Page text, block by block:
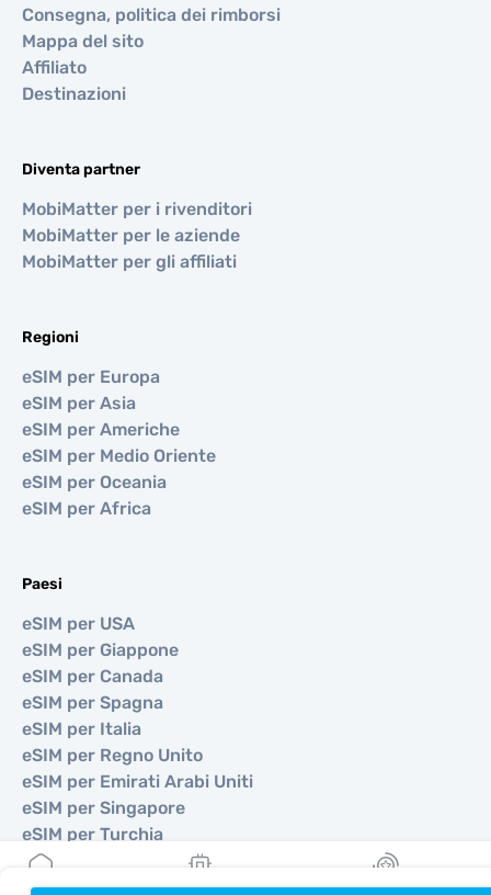
Consegna, politica dei rimborsi
Mappa del sito
Affiliato
Destinazioni
Diventa partner
MobiMatter per i rivenditori
MobiMatter per le aziende
MobiMatter per gli affiliati
Regioni
eSIM per Europa
eSIM per Asia
eSIM per Americhe
eSIM per Medio Oriente
eSIM per Oceania
eSIM per Africa
Paesi
eSIM per USA
eSIM per Giappone
eSIM per Canada
eSIM per Spagna
eSIM per Italia
eSIM per Regno Unito
eSIM per Emirati Arabi Uniti
eSIM per Singapore
eSIM per Turchia